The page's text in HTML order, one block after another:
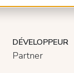
DÉVELOPPEUR
Partner